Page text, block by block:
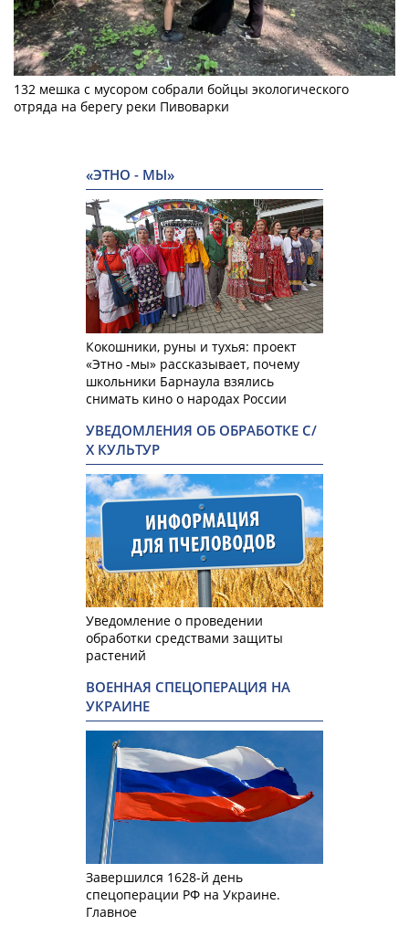
132 мешка с мусором собрали бойцы экологического
отряда на берегу реки Пивоварки
«ЭТНО - МЫ»
Кокошники, руны и тухья: проект
«Этно -мы» рассказывает, почему
школьники Барнаула взялись
снимать кино о народах России
УВЕДОМЛЕНИЯ ОБ ОБРАБОТКЕ С/
Х КУЛЬТУР
Уведомление о проведении
обработки средствами защиты
растений
ВОЕННАЯ СПЕЦОПЕРАЦИЯ НА
УКРАИНЕ
Завершился 1628-й день
спецоперации РФ на Украине.
Главное